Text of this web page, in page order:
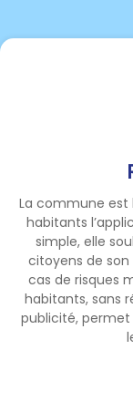
La commune est
habitants
simple, elle
citoyens de
cas de risques
habitants, sans
publicité, permet